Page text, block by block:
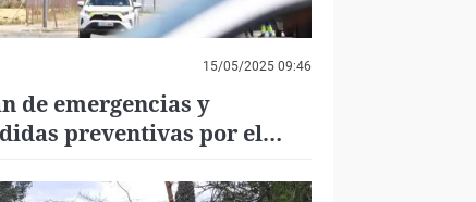
15/05/2025 09:46
de emergencias y
preventivas por el